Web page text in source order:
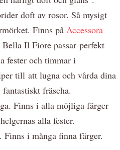
doft av rosor. Så mysigt
Finns på Accessora
Il Fiore passar perfekt
fester och timmar i
till att lugna och vårda dina
fräscha.
Finns i alla möjliga färger
alla fester.
i många finna färger.